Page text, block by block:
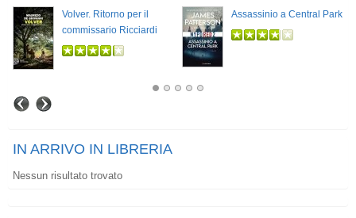
Volver. Ritorno per il
commissario Ricciardi
Assassinio a Central Park
IN ARRIVO IN LIBRERIA
Nessun risultato trovato